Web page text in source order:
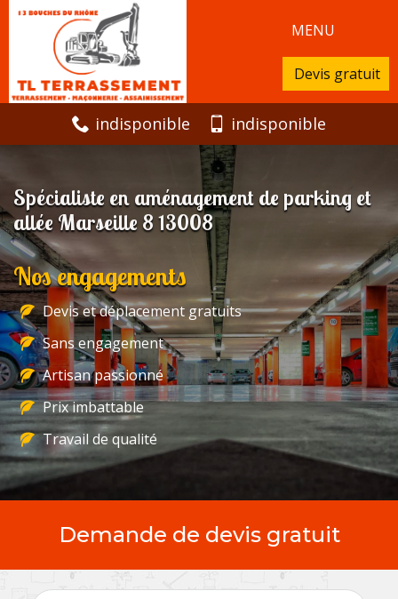
MENU
Devis gratuit
indisponible indisponible
Spécialiste en aménagement de parking et
allée Marseille 8 13008
Nos engagements
Devis et déplacement gratuits
Sans engagement
Artisan passionné
Prix imbattable
Travail de qualité
Demande de devis gratuit